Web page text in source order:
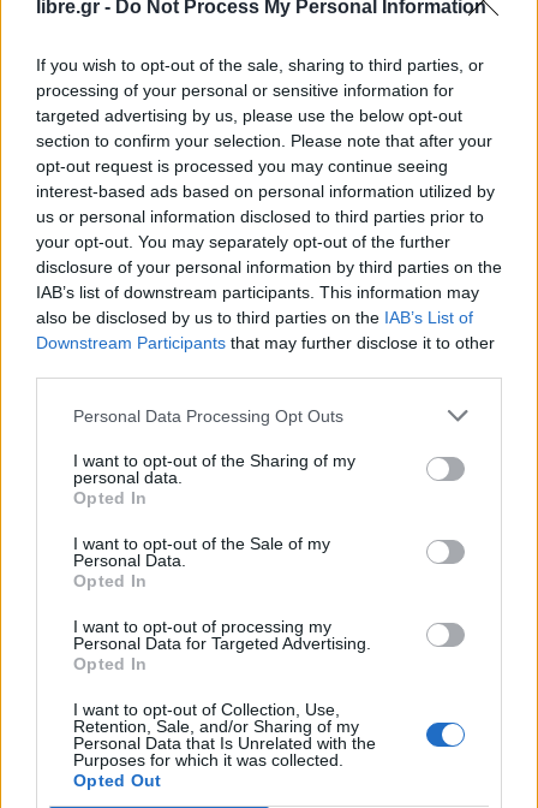
libre.gr - Do Not Process My Personal Information
If you wish to opt-out of the sale, sharing to third parties, or
processing of your personal or sensitive information for
targeted advertising by us, please use the below opt-out
section to confirm your selection. Please note that after your
opt-out request is processed you may continue seeing
interest-based ads based on personal information utilized by
us or personal information disclosed to third parties prior to
your opt-out. You may separately opt-out of the further
disclosure of your personal information by third parties on the
IAB’s list of downstream participants. This information may
also be disclosed by us to third parties on the IAB’s List of
Downstream Participants that may further disclose it to other
Personal Data Processing Opt Outs
I want to opt-out of the Sharing of my
personal data.
Opted In
I want to opt-out of the Sale of my
Personal Data.
Opted In
I want to opt-out of processing my
Personal Data for Targeted Advertising.
Opted In
I want to opt-out of Collection, Use,
Retention, Sale, and/or Sharing of my
Personal Data that Is Unrelated with the
Purposes for which it was collected.
Opted Out
ότι έχειεπιτευχθεί συμφωνία.
Facebook